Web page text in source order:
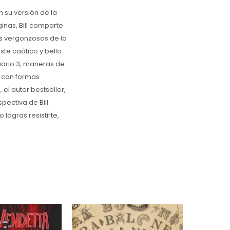
su versión de la
Bill comparte
vergonzosos de la
caótico y bello
3, maneras de
formas
el autor bestseller,
de Bill.
logras resistirte,